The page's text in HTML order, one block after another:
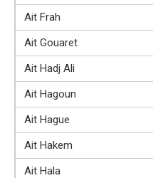
Ait Frah
Ait Gouaret
Ait Hadj Ali
Ait Hagoun
Ait Hague
Ait Hakem
Ait Hala